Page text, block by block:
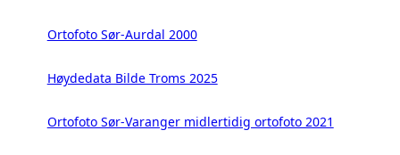
Ortofoto Sør-Aurdal 2000
Høydedata Bilde Troms 2025
Ortofoto Sør-Varanger midlertidig ortofoto 2021